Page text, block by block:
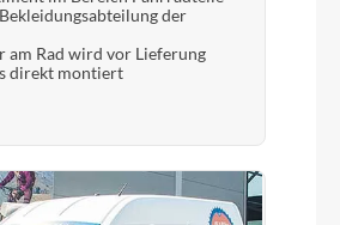
SmartSystem + Bosch Kiox
300 TFT
NCX Suspension 30.9/350
der
am Rad wird vor Lieferung
direkt montiert